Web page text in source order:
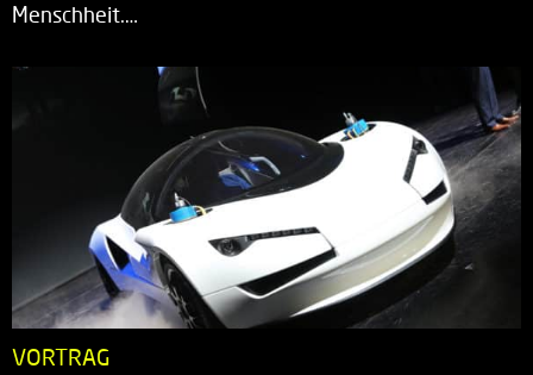
Menschheit.…
VORTRAG